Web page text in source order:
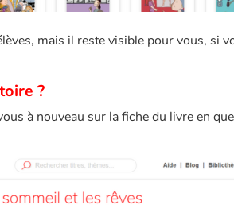
mais il reste visible pour vous, si
?
à nouveau sur la fiche du livre en